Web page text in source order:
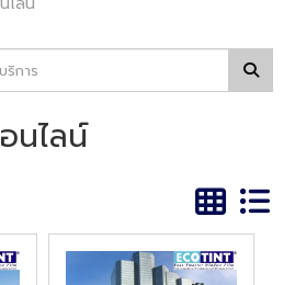
นไลน์